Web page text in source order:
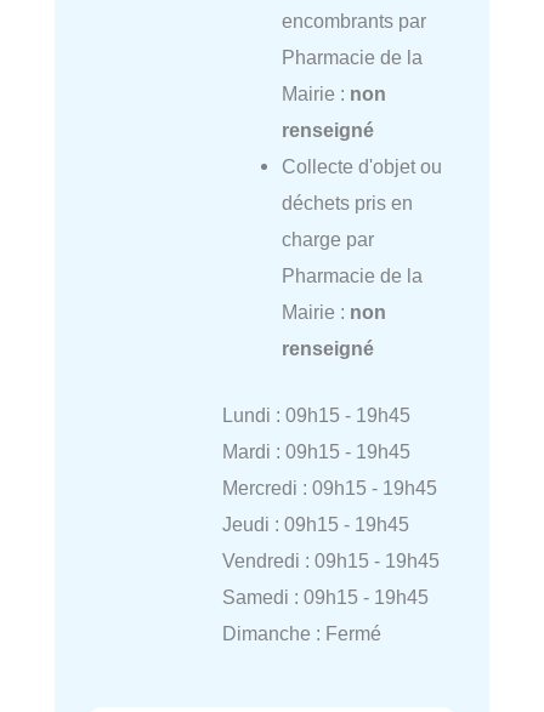
encombrants par
Pharmacie de la
Mairie : non
renseigné
Collecte d'objet ou
déchets pris en
charge par
Pharmacie de la
Mairie : non
renseigné
Lundi : 09h15 - 19h45
Mardi : 09h15 - 19h45
Mercredi : 09h15 - 19h45
Jeudi : 09h15 - 19h45
Vendredi : 09h15 - 19h45
Samedi : 09h15 - 19h45
Dimanche : Fermé